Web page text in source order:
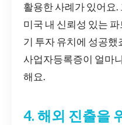
활용한 사례가 있어요.
미국 내 신뢰성 있는
기 투자 유치에 성공했
사업자등록증이 얼마
해요.
4. 해외 진출을